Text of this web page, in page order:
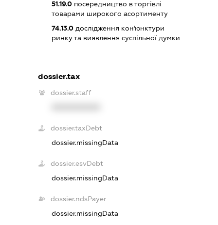
51.19.0посередництво в торгівлі
товарами широкого асортименту
74.13.0дослідження кон'юнктури
ринку та виявлення суспільної думки
dossier.tax
dossier.staff
dossier.taxDebt
dossier.missingData
dossier.esvDebt
dossier.missingData
dossier.ndsPayer
dossier.missingData